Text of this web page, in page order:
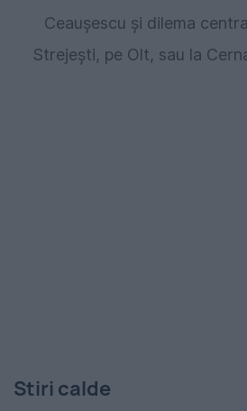
Ceaușescu și dilema
Strejești, pe Olt, sau la
Stiri calde